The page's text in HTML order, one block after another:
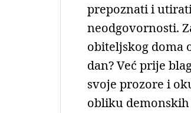
prepoznati i
neodgovornosti.
obiteljskog doma
dan? Već prije
svoje prozore i
obliku